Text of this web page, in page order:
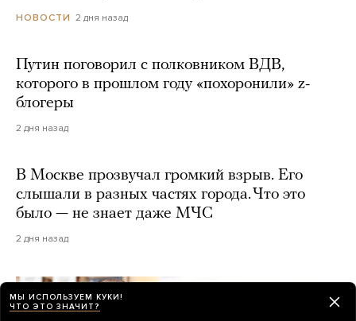
НОВОСТИ 2 дня назад
Путин поговорил с полковником ВДВ,
которого в прошлом году «похоронили» z-
блогеры
2 дня назад
В Москве прозвучал громкий взрыв. Его
слышали в разных частях города. Что это
было — не знает даже МЧС
2 дня назад
МЫ ИСПОЛЬЗУЕМ КУКИ!
ЧТО ЭТО ЗНАЧИТ?